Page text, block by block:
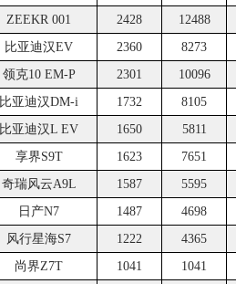
ZEEKR 001 2428
12488
比亚迪汉EV 2360
8273
领克10 EM-P 2301
10096
比亚迪汉DM-i 1732
8105
比亚迪汉L EV 1650
5811
享界S9T 1623
7651
奇瑞风云A9L 1587
5595
日产N7 1487
4698
风行星海S7 1222
4365
尚界Z7T 1041
1041